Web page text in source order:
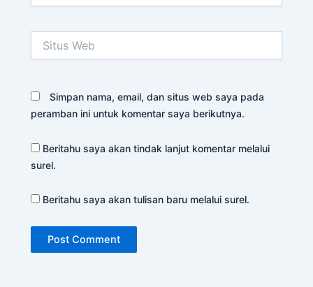
Web
Simpan nama, email, dan situs web saya pada
peramban ini untuk komentar saya berikutnya.
Beritahu saya akan tindak lanjut komentar melalui
surel.
Beritahu saya akan tulisan baru melalui surel.